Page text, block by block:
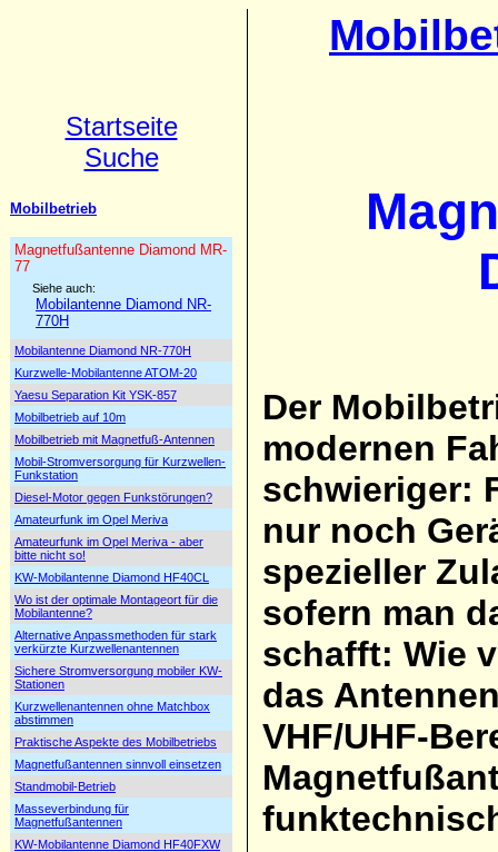
Der
modernen
schwieriger:
nur noch
spezieller
sofern man
schafft: Wie
das
VHF/UHF-
Startseite
Suche
Mobilbetrieb
Magnetfußantenne Diamond MR-
77
Siehe auch:
Mobilantenne Diamond NR-
770H
Mobilantenne Diamond NR-770H
Kurzwelle-Mobilantenne ATOM-20
Yaesu Separation Kit YSK-857
Mobilbetrieb auf 10m
Mobilbetrieb mit Magnetfuß-Antennen
Mobil-Stromversorgung für Kurzwellen-
Funkstation
Diesel-Motor gegen Funkstörungen?
Amateurfunk im Opel Meriva
Amateurfunk im Opel Meriva - aber
bitte nicht so!
KW-Mobilantenne Diamond HF40CL
Wo ist der optimale Montageort für die
Mobilantenne?
Alternative Anpassmethoden für stark
verkürzte Kurzwellenantennen
Sichere Stromversorgung mobiler KW-
Stationen
Kurzwellenantennen ohne Matchbox
abstimmen
Praktische Aspekte des Mobilbetriebs
Magnetfußantennen sinnvoll einsetzen
Standmobil-Betrieb
Masseverbindung für
Magnetfußantennen
KW-Mobilantenne Diamond HF40FXW